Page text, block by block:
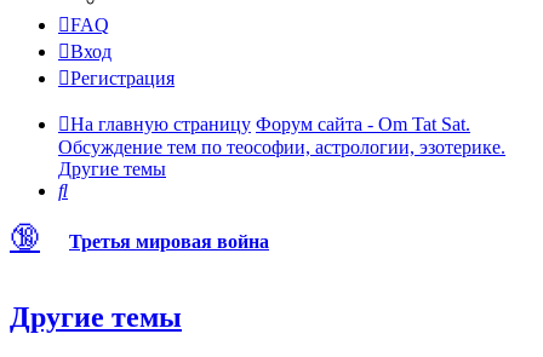
FAQ
Вход
Регистрация
На главную страницу Форум сайта - Om Tat Sat.
Обсуждение тем по теософии, астрологии, эзотерике.
Другие темы
Поиск
🔞 Третья мировая война
Другие темы